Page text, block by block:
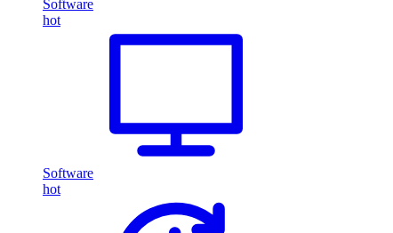
Software
hot
Software
hot